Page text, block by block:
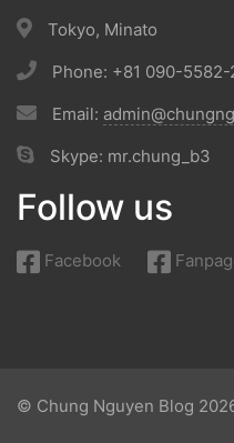
Tokyo, Minato
Phone: +81 090-
Email:
Skype: mr.chung_b3
Follow us
Facebook
© Chung Nguyen Blog